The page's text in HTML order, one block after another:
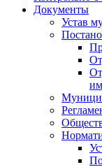
Документы
Устав